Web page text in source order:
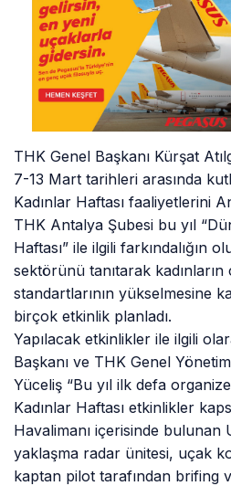
THK Genel Başkanı Kürşat
7-13 Mart tarihleri arasında
Kadınlar Haftası faaliyetlerini
THK Antalya Şubesi bu yıl
Haftası” ile ilgili farkındalığın
sektörünü tanıtarak kadınların
standartlarının yükselmesine
birçok etkinlik planladı.
Yapılacak etkinlikler ile ilgili
Başkanı ve THK Genel
Yüceliş “Bu yıl ilk defa
Kadınlar Haftası etkinlikler
Havalimanı içerisinde bulunan
yaklaşma radar ünitesi, uçak
kaptan pilot tarafından brifing